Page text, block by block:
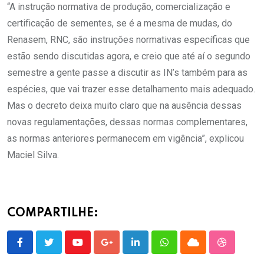
“A instrução normativa de produção, comercialização e
certificação de sementes, se é a mesma de mudas, do
Renasem, RNC, são instruções normativas específicas que
estão sendo discutidas agora, e creio que até aí o segundo
semestre a gente passe a discutir as IN’s também para as
espécies, que vai trazer esse detalhamento mais adequado.
Mas o decreto deixa muito claro que na ausência dessas
novas regulamentações, dessas normas complementares,
as normas anteriores permanecem em vigência”, explicou
Maciel Silva.
COMPARTILHE:
YoutubeGoogle+LinkedInWhatsappCloud